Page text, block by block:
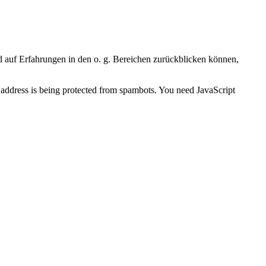
Erfahrungen in den o. g. Bereichen zurückblicken können,
is being protected from spambots. You need JavaScript